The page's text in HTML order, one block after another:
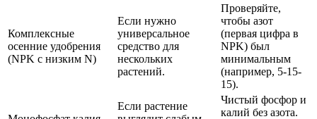
Комплексные
осенние удобрения
(NPK с низким N)
Если нужно
универсальное
средство для
нескольких
растений.
Проверяйте,
чтобы азот
(первая цифра в
NPK) был
минимальным
(например, 5-15-
15).
Если растение
Чистый фосфор и
калий без азота.